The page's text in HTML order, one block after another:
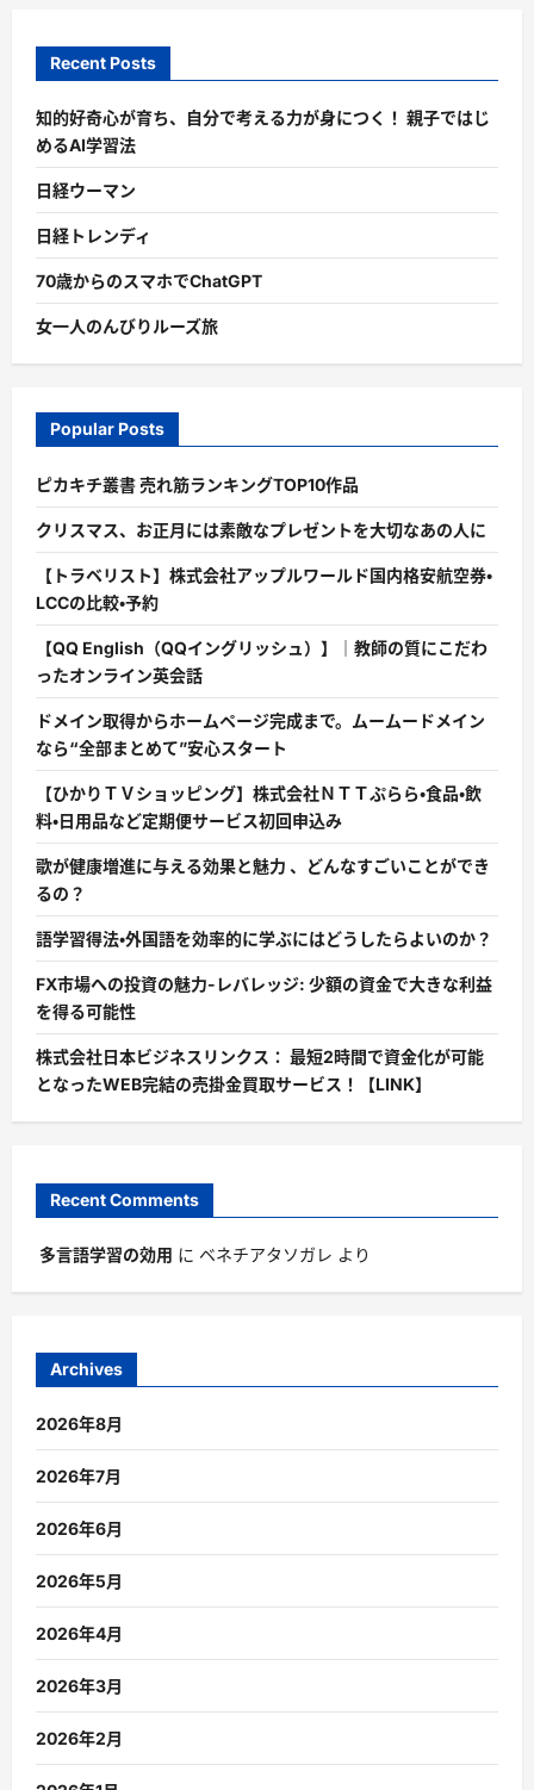
Recent Posts
知的好奇心が育ち、自分で考える力が身につく！ 親子ではじ
めるAI学習法
日経ウーマン
日経トレンディ
70歳からのスマホでChatGPT
女一人のんびりルーズ旅
Popular Posts
ピカキチ叢書 売れ筋ランキングTOP10作品
クリスマス、お正月には素敵なプレゼントを大切なあの人に
【トラベリスト】株式会社アップルワールド国内格安航空券・
LCCの比較・予約
【QQ English（QQイングリッシュ）】｜教師の質にこだわ
ったオンライン英会話
ドメイン取得からホームページ完成まで。ムームードメイン
なら“全部まとめて”安心スタート
【ひかりＴＶショッピング】株式会社ＮＴＴぷらら・食品・飲
料・日用品など定期便サービス初回申込み
歌が健康増進に与える効果と魅力 、どんなすごいことができ
るの？
語学習得法・外国語を効率的に学ぶにはどうしたらよいのか？
FX市場への投資の魅力-レバレッジ: 少額の資金で大きな利益
を得る可能性
株式会社日本ビジネスリンクス： 最短2時間で資金化が可能
となったWEB完結の売掛金買取サービス！【LINK】
Recent Comments
多言語学習の効用 に ベネチアタソガレ より
Archives
2026年8月
2026年7月
2026年6月
2026年5月
2026年4月
2026年3月
2026年2月